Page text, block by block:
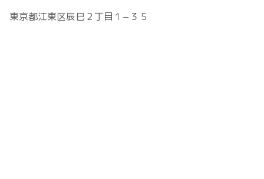
東京都江東区辰巳２丁目１−３５